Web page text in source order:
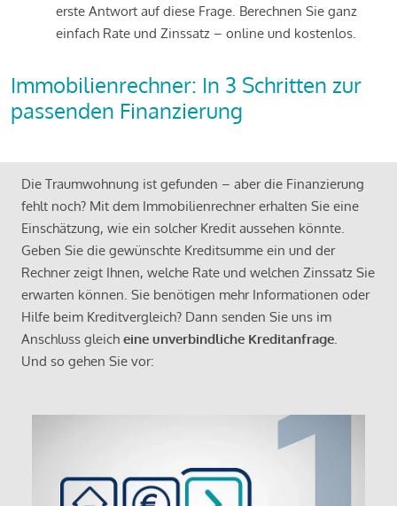
erste Antwort auf diese Frage. Berechnen Sie ganz
einfach Rate und Zinssatz – online und kostenlos.
Immobilienrechner: In 3 Schritten zur
passenden Finanzierung
Die Traumwohnung ist gefunden – aber die Finanzierung
fehlt noch? Mit dem Immobilienrechner erhalten Sie eine
Einschätzung, wie ein solcher Kredit aussehen könnte.
Geben Sie die gewünschte Kreditsumme ein und der
Rechner zeigt Ihnen, welche Rate und welchen Zinssatz Sie
erwarten können. Sie benötigen mehr Informationen oder
Hilfe beim Kreditvergleich? Dann senden Sie uns im
Anschluss gleich eine unverbindliche Kreditanfrage.
Und so gehen Sie vor: